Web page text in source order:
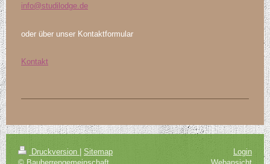
info@studilodge.de
oder über unser Kontaktformular
Kontakt
Druckversion | Sitemap
Login